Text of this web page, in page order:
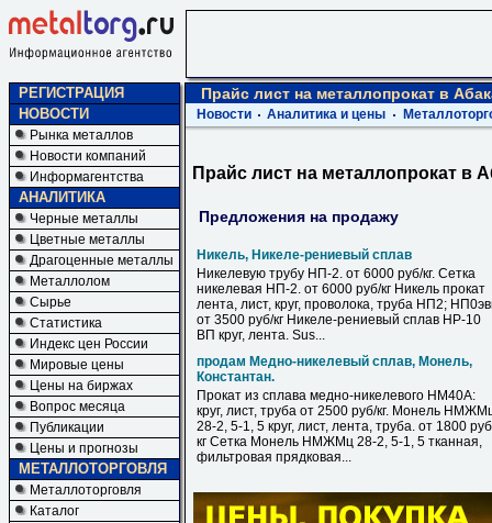
РЕГИСТРАЦИЯ
НОВОСТИ
Рынка металлов
Новости компаний
Информагентства
АНАЛИТИКА
Черные металлы
Цветные металлы
Драгоценные металлы
Металлолом
Сырье
Статистика
Индекс цен России
Мировые цены
Цены на биржах
Вопрос месяца
Публикации
Цены и прогнозы
МЕТАЛЛОТОРГОВЛЯ
Металлоторговля
Каталог
Прайс лист на металлопрокат в
Новости Аналитика и цены
Прайс лист на металлопрокат в
Предложения на продажу
Никель, Никеле-рениевый сплав
Никелевую трубу НП-2. от 6000 руб/кг. Сетка
никелевая НП-2. от 6000 руб/кг Никель прокат
лента, лист, круг, проволока, труба НП2;
от 3500 руб/кг Никеле-рениевый сплав НР-10
ВП круг, лента. Sus...
продам Медно-никелевый сплав, Монель,
Константан.
Прокат из сплава медно-никелевого НМ40А:
круг, лист, труба от 2500 руб/кг. Монель
28-2, 5-1, 5 круг, лист, лента, труба. от 1800
кг Сетка Монель НМЖМц 28-2, 5-1, 5 тканная,
фильтровая прядковая...